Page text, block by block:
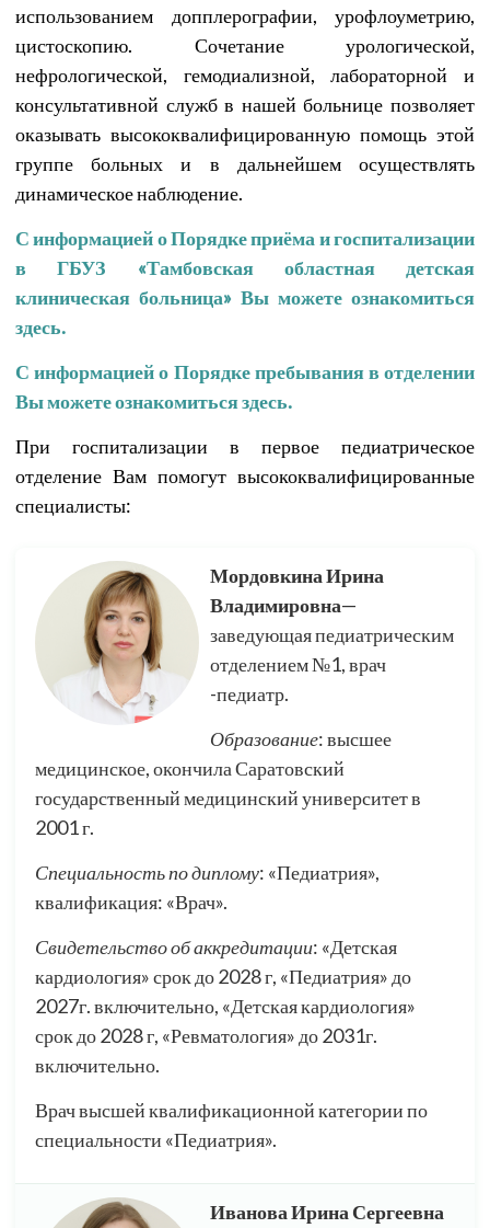
использованием допплерографии, урофлоуметрию,
цистоскопию. Сочетание урологической,
нефрологической, гемодиализной, лабораторной и
консультативной служб в нашей больнице позволяет
оказывать высококвалифицированную помощь этой
группе больных и в дальнейшем осуществлять
динамическое наблюдение.
С информацией о Порядке приёма и госпитализации
в ГБУЗ «Тамбовская областная детская
клиническая больница» Вы можете ознакомиться
здесь.
С информацией о Порядке пребывания в отделении
Вы можете ознакомиться здесь.
При госпитализации в первое педиатрическое
отделение Вам помогут высококвалифицированные
специалисты:
Мордовкина Ирина
Владимировна—
заведующая педиатрическим
отделением №1, врач
-педиатр.
Образование: высшее
медицинское, окончила Саратовский
государственный медицинский университет в
2001 г.
Специальность по диплому: «Педиатрия»,
квалификация: «Врач».
Свидетельство об аккредитации: «Детская
кардиология» срок до 2028 г, «Педиатрия» до
2027г. включительно, «Детская кардиология»
срок до 2028 г, «Ревматология» до 2031г.
включительно.
Врач высшей квалификационной категории по
специальности «Педиатрия».
Иванова Ирина Сергеевна